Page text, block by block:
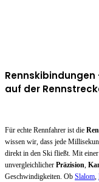
Rennskibindungen
auf der
Für echte Rennfahrer ist die
wissen wir, dass jede
direkt in den Ski fließt. Mit
unvergleichlicher Präzision,
Geschwindigkeiten. Ob Slalom,